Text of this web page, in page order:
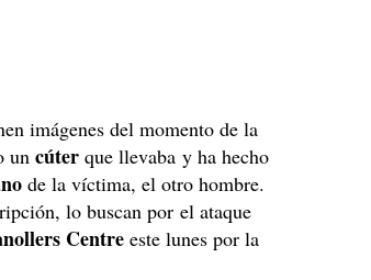
imágenes del momento de la
uncúter que llevaba y ha hecho
de la víctima, el otro hombre.
lo buscan por el ataque
Centre este lunes por la